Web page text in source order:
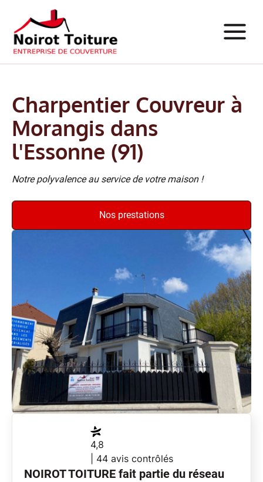
Charpentier Couvreur à
Morangis dans
l'Essonne (91)
Notre polyvalence au service de votre maison !
Nos prestations
4,8
| 44 avis contrôlés
NOIROT TOITURE fait partie du réseau